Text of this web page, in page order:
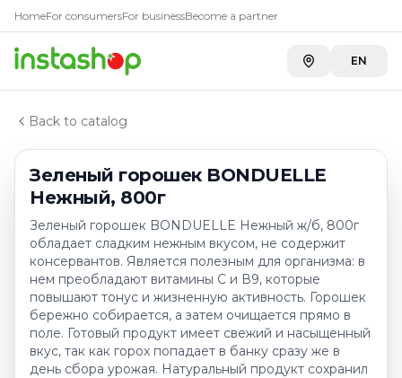
HomeFor consumersFor businessBecome a partner
EN
Back to catalog
Зеленый горошек BONDUELLE
Нежный, 800г
Зеленый горошек BONDUELLE Нежный ж/б, 800г
обладает сладким нежным вкусом, не содержит
консервантов. Является полезным для организма: в
нем преобладают витамины С и В9, которые
повышают тонус и жизненную активность. Горошек
бережно собирается, а затем очищается прямо в
поле. Готовый продукт имеет свежий и насыщенный
вкус, так как горох попадает в банку сразу же в
день сбора урожая. Натуральный продукт сохранил
Главная
Каталог
Горошек зеленый, нут
Зеленый горошек BONDUELLE Нежный, 800г
КупитьЗеленый горошек
METRO г. Усть-Каменогорск
Carefood —2 269 ₸
Toimart—2 345 ₸